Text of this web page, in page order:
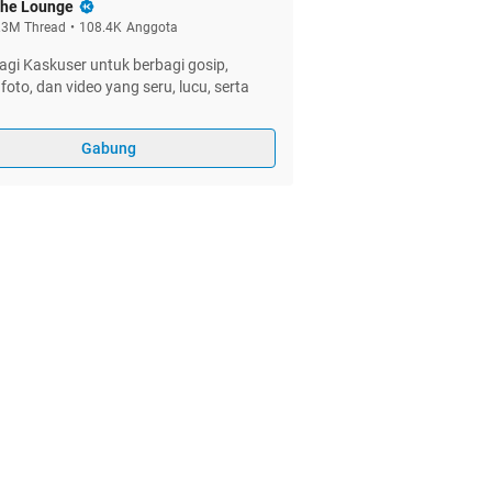
Lounge
Thread • 108.4K Anggota
Kaskuser untuk berbagi gosip,
dan video yang seru, lucu, serta
Gabung